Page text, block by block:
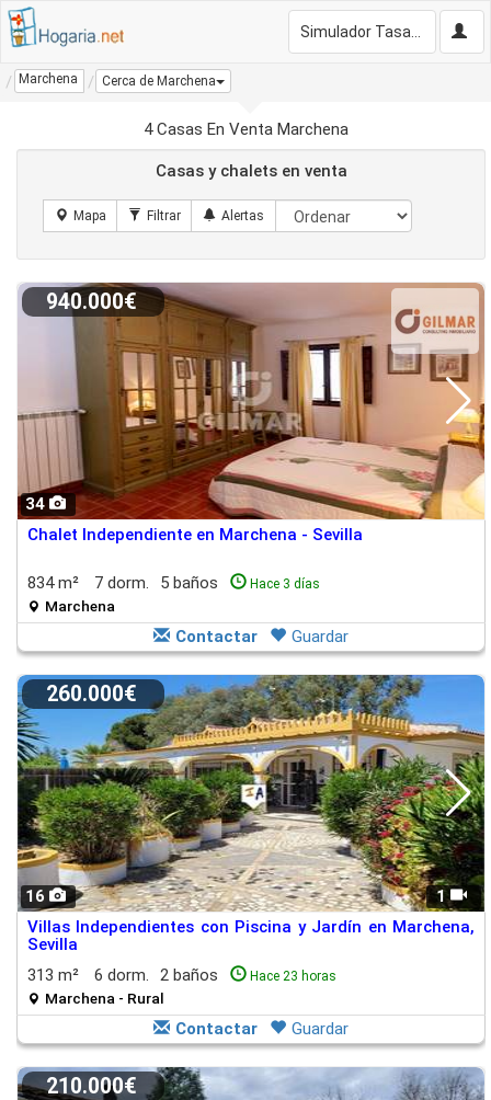
Marchena Cerca de Marchena
4 Casas En Venta Marchena
Casas y chalets en venta
34
940.000€
Chalet Independiente en Marchena - Sevilla
834 m² 7 dorm. 5 baños Hace 3 días
Marchena
Contactar Guardar
16 1
260.000€
Villas Independientes con Piscina y Jardín en Marchena,
Sevilla
313 m²
6 dorm. 2 baños Hace 23 horas
Marchena - Rural
Contactar Guardar
210.000€